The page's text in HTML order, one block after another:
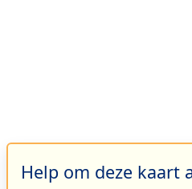
Help om deze kaart